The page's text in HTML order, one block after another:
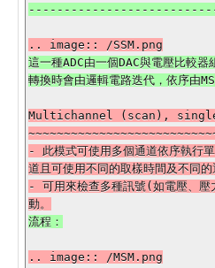
這一種ADC由一個DAC與電壓比較器
Multichannel (scan),
- 此模式可使用多個通道依序執行
道且可使用不同的取樣時間及不同的
- 可用來檢查多種訊號(如電壓、壓